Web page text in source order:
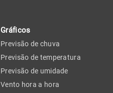
Gráficos
Previsão de chuva
Previsão de temperatura
Previsão de umidade
Vento hora a hora